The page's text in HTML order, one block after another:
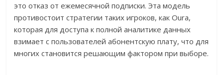
это отказ от ежемесячной подписки. Эта модель
противостоит стратегии таких игроков, как Oura,
которая для доступа к полной аналитике данных
взимает с пользователей абонентскую плату, что для
многих становится решающим фактором при выборе.